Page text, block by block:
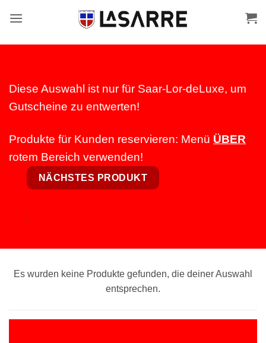
springen
Diese Auswahl ist nur für Saar-Lor-deLuxe, um
Gutscheine zu entwerten!
Produkte für Kunden reservieren: Menü ÜBER
rotem Bereich verwenden!
NÄCHSTES PRODUKT
STARTSEITE
Es wurden keine Produkte gefunden, die deiner Auswahl
entsprechen.